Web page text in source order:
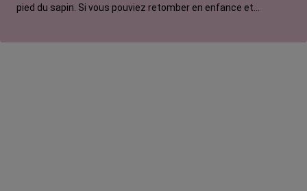
pied du sapin. Si vous pouviez retomber en enfance et